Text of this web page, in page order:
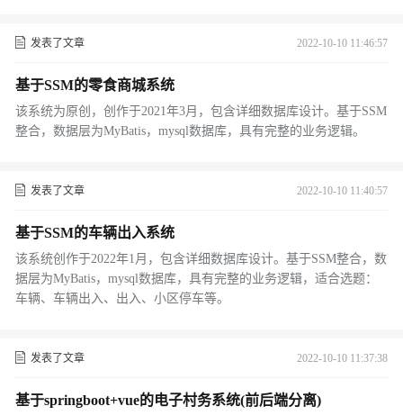
发表了文章 2022-10-10 11:46:57
基于SSM的零食商城系统
该系统为原创，创作于2021年3月，包含详细数据库设计。基于SSM
整合，数据层为MyBatis，mysql数据库，具有完整的业务逻辑。
发表了文章 2022-10-10 11:40:57
基于SSM的车辆出入系统
该系统创作于2022年1月，包含详细数据库设计。基于SSM整合，数
据层为MyBatis，mysql数据库，具有完整的业务逻辑，适合选题：
车辆、车辆出入、出入、小区停车等。
发表了文章 2022-10-10 11:37:38
基于springboot+vue的电子村务系统(前后端分离)